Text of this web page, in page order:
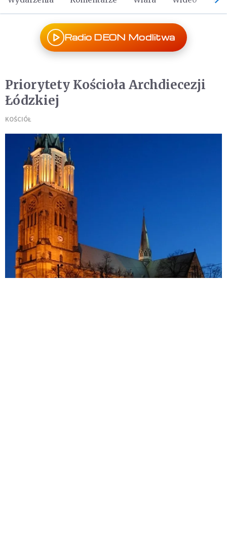
Radio DEON Modlitwa
Priorytety Kościoła Archdiecezji
Łódzkiej
KOŚCIÓŁ